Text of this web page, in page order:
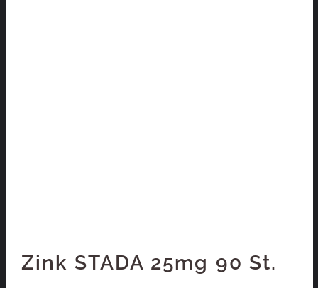
Zink STADA 25mg 90 St.